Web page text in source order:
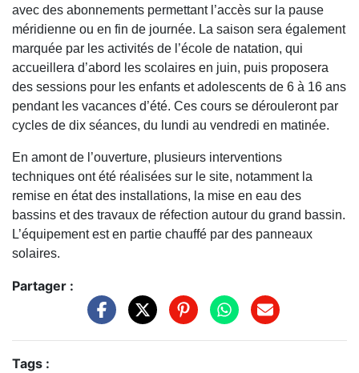
avec des abonnements permettant l’accès sur la pause
méridienne ou en fin de journée. La saison sera également
marquée par les activités de l’école de natation, qui
accueillera d’abord les scolaires en juin, puis proposera
des sessions pour les enfants et adolescents de 6 à 16 ans
pendant les vacances d’été. Ces cours se dérouleront par
cycles de dix séances, du lundi au vendredi en matinée.
En amont de l’ouverture, plusieurs interventions
techniques ont été réalisées sur le site, notamment la
remise en état des installations, la mise en eau des
bassins et des travaux de réfection autour du grand bassin.
L’équipement est en partie chauffé par des panneaux
solaires.
Partager :
Tags :